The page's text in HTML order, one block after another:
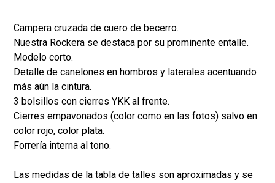
Campera cruzada de cuero de becerro.
Nuestra Rockera se destaca por su prominente entalle.
Modelo corto.
Detalle de canelones en hombros y laterales acentuando
más aún la cintura.
3 bolsillos con cierres YKK al frente.
Cierres empavonados (color como en las fotos) salvo en
color rojo, color plata.
Forrería interna al tono.
Las medidas de la tabla de talles son aproximadas y se